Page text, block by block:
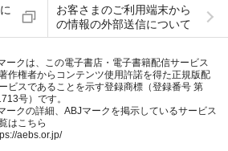
お客さまのご利用端末から
の情報の外部送信について
ークは、この電子書店・電子書籍配信サービス
作権者からコンテンツ使用許諾を得た正規版配
ビスであることを示す登録商標（登録番号 第
号）です。
ークの詳細、ABJマークを掲示しているサービス
はこちら
aebs.or.jp/